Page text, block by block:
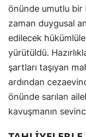
önünde umutlu bir
zaman duygusal
edilecek
yürütüldü.
şartları taşıyan
ardından
önünde sarılan
kavuşmanın